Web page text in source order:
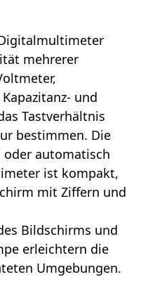
mehrerer
und
Tastverhältnis
bestimmen. Die
oder automatisch
ist kompakt,
mit Ziffern und
Bildschirms und
erleichtern die
Umgebungen.